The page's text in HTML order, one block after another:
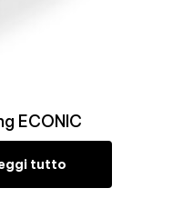
ECONIC
tutto